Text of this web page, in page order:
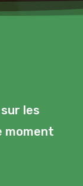
les
moment